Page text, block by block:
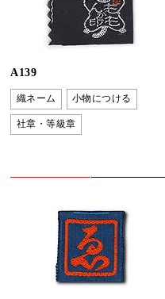
A139
織ネーム 小物につける
社章・等級章